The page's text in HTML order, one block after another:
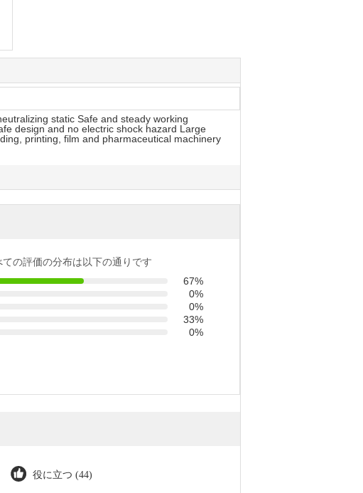
static Safe and steady working
design and no electric shock hazard Large
printing, film and pharmaceutical machinery
ての評価の分布は以下の通りです
67%
0%
0%
33%
0%
役に立つ (44)